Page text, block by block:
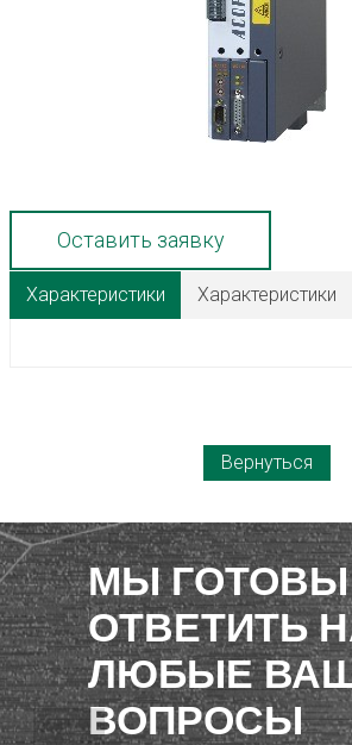
Оставить заявку
Характеристики Характеристики
Вернуться
МЫ ГОТОВЫ
ОТВЕТИТЬ
ЛЮБЫЕ
ВОПРОСЫ